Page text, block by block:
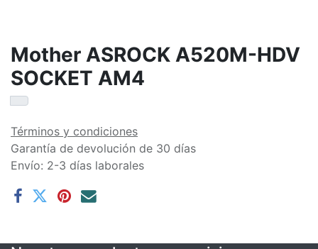
Mother ASROCK A520M-HDV
SOCKET AM4
Términos y condiciones
Garantía de devolución de 30 días
Envío: 2-3 días laborales